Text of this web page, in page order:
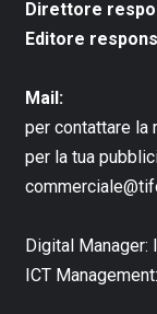
Direttore
Editore
Mail:
per contattare la
per la tua
Digital Manager:
ICT Management: